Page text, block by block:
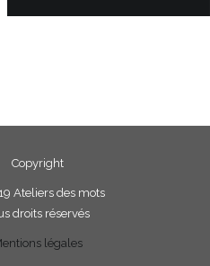
Copyright
Ateliers des mots
droits réservés
légales